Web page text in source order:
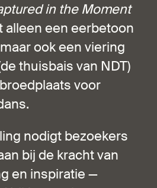
in the Moment
alleen een eerbetoon
ook een viering
thuisbais van NDT)
voor
nodigt bezoekers
bij de kracht van
en inspiratie —